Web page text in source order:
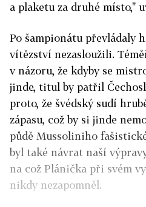
a plaketu za druhé místo,"
Po šampionátu převládaly
vítězství nezasloužili.
v názoru, že kdyby se
jinde, titul by patřil
proto, že švédský sudí
zápasu, což by si jinde
půdě Mussoliniho
byl také návrat naší
na což Plánička při svém
nikdy nezapomněl.